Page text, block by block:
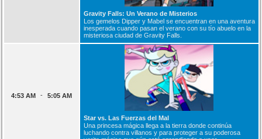
Gravity Falls: Un Verano de Misterios
Los gemelos Dipper y Mabel se encuentran en una aventura
inesperada cuando pasan el verano con su tío abuelo en la
misteriosa ciudad de Gravity Falls.
4:53 AM - 5:05 AM
Star vs. Las Fuerzas del Mal
Una princesa mágica llega a la tierra donde continúa
luchando contra villanos y para proteger a su poderosa